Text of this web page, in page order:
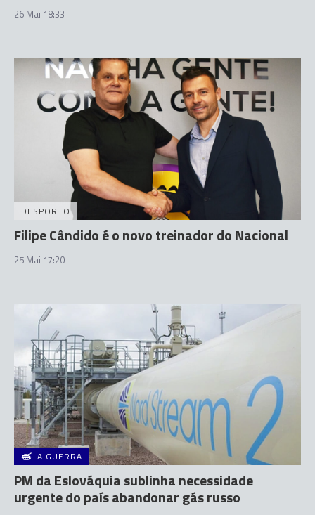
26 Mai 18:33
DESPORTO
Filipe Cândido é o novo treinador do Nacional
25 Mai 17:20
A GUERRA
PM da Eslováquia sublinha necessidade
urgente do país abandonar gás russo